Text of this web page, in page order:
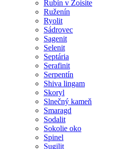
Rubín v Zoisite
Ruženín
Ryolit
Sádrovec
Sagenit
Selenit
Septária
Serafinit
Serpentín
Shiva lingam
Skoryl
Slnečný kameň
Smaragd
Sodalit
Sokolie oko
Spinel
Sugilit